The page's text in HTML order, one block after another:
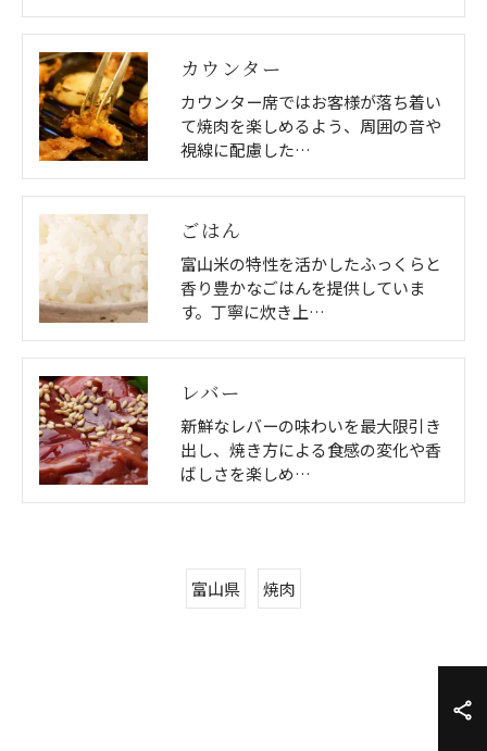
カウンター
カウンター席ではお客様が落ち着い
て焼肉を楽しめるよう、周囲の音や
視線に配慮した…
ごはん
富山米の特性を活かしたふっくらと
香り豊かなごはんを提供していま
す。丁寧に炊き上…
レバー
新鮮なレバーの味わいを最大限引き
出し、焼き方による食感の変化や香
ばしさを楽しめ…
富山県 焼肉